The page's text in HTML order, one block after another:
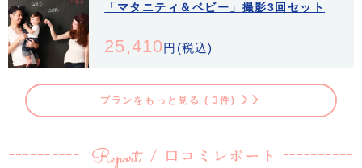
「マタニティ＆ベビー」撮影3回セット
25,410円(税込)
プランをもっと見る ( 3件)